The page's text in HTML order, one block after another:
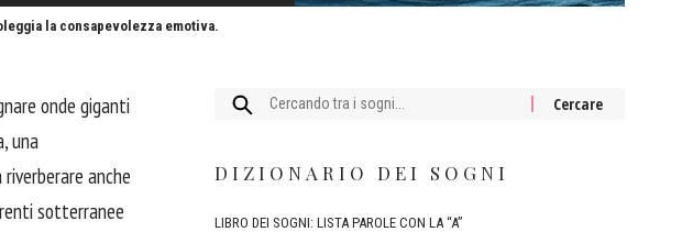
la consapevolezza emotiva.
onde giganti
una
anche
sotterranee
Cercare:
DIZIONARIO DEI SOGNI
LIBRO DEI SOGNI: LISTA PAROLE CON LA “A”